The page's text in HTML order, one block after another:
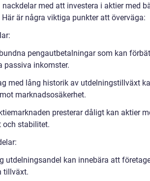
nackdelar med att investera i aktier med
Här är några viktiga punkter att överväga:
pengautbetalningar som kan
passiva inkomster.
med lång historik av utdelningstillväxt
marknadsosäkerhet.
presterar dåligt kan aktier
och stabilitet.
utdelningsandel kan innebära att
tillväxt.